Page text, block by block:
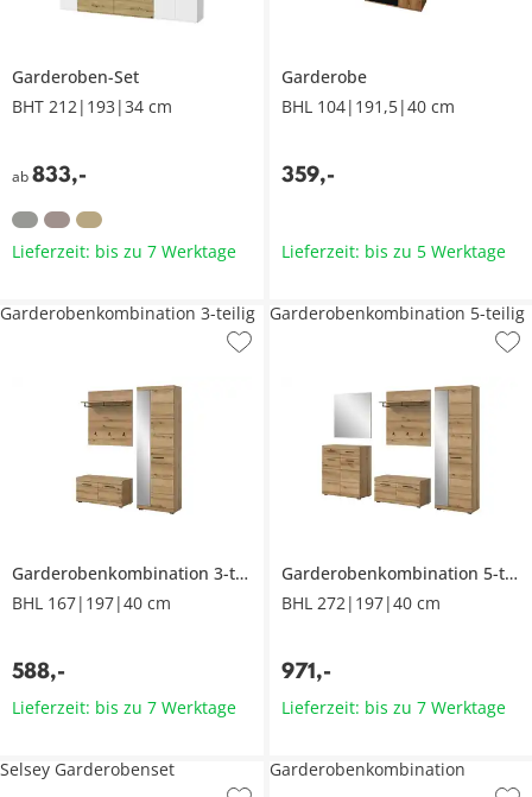
Garderoben-Set
BHT 212|193|34 cm
ab833,-
Lieferzeit: bis zu 7 Werktage
Garderobe
BHL 104|191,5|40 cm
359,-
Lieferzeit: bis zu 5 Werktage
Garderobenkombination 3-teilig
BHL 167|197|40 cm
588,-
Garderobenkombination 3-teilig
Lieferzeit: bis zu 7 Werktage
Garderobenkombination 5-teilig
BHL 272|197|40 cm
971,-
Garderobenkombination 5-teilig
Lieferzeit: bis zu 7 Werktage
Selsey Garderobenset Garderobenkombination